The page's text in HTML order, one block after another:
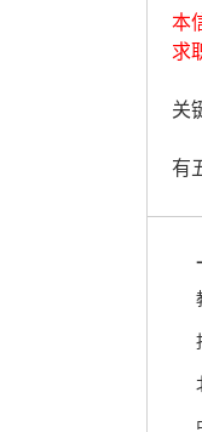
本
求
关
有